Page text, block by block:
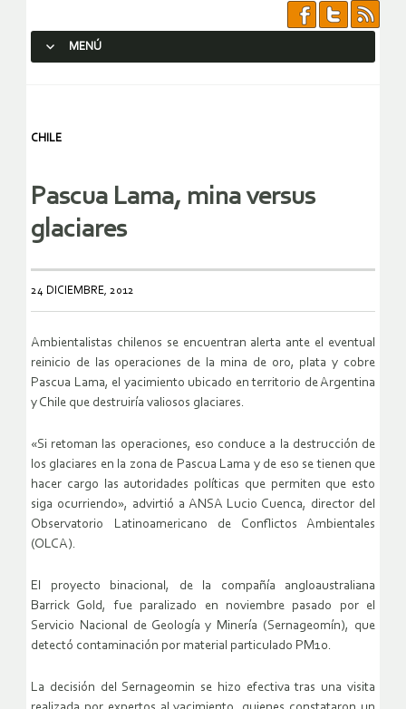
MENÚ
CHILE
Pascua Lama, mina versus
glaciares
24 DICIEMBRE, 2012
Ambientalistas chilenos se encuentran alerta ante el eventual
reinicio de las operaciones de la mina de oro, plata y cobre
Pascua Lama, el yacimiento ubicado en territorio de Argentina
y Chile que destruiría valiosos glaciares.
«Si retoman las operaciones, eso conduce a la destrucción de
los glaciares en la zona de Pascua Lama y de eso se tienen que
hacer cargo las autoridades políticas que permiten que esto
siga ocurriendo», advirtió a ANSA Lucio Cuenca, director del
Observatorio Latinoamericano de Conflictos Ambientales
(OLCA).
El proyecto binacional, de la compañía angloaustraliana
Barrick Gold, fue paralizado en noviembre pasado por el
Servicio Nacional de Geología y Minería (Sernageomín), que
detectó contaminación por material particulado PM10.
La decisión del Sernageomin se hizo efectiva tras una visita